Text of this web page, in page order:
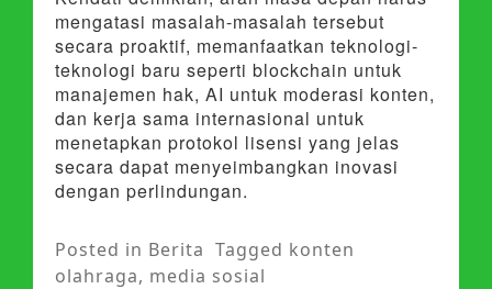
mengatasi masalah-masalah tersebut
secara proaktif, memanfaatkan teknologi-
teknologi baru seperti blockchain untuk
manajemen hak, AI untuk moderasi konten,
dan kerja sama internasional untuk
menetapkan protokol lisensi yang jelas
secara dapat menyeimbangkan inovasi
dengan perlindungan.
Posted in Berita Tagged konten
olahraga, media sosial